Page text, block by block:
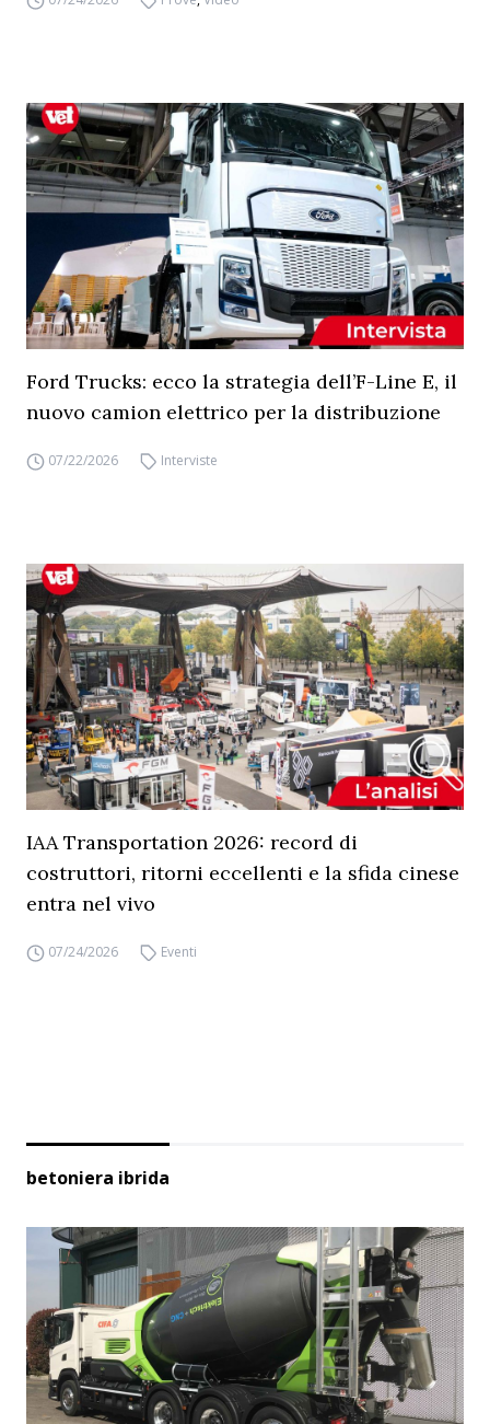
Ford Trucks: ecco la strategia dell’F-Line E, il
nuovo camion elettrico per la distribuzione
07/22/2026 Interviste
IAA Transportation 2026: record di
costruttori, ritorni eccellenti e la sfida cinese
entra nel vivo
07/24/2026 Eventi
betoniera ibrida